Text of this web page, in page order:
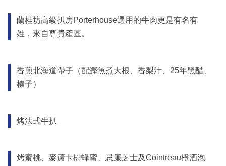
蘭桂坊高級扒房Porterhouse選用的牛肉更是有名有
姓，來自尊貴產區。
香煎北海道帶子（配鰹魚煮大根、香梨汁、25年黑醋、
榛子）
烤法式牛扒
烤蜜桃、麥蘆卡樹蜂蜜、忌廉芝士及Cointreau橙酒泡